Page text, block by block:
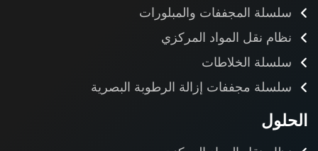
سلسلة المجففات والمبلورات
نظام نقل المواد المركزي
سلسلة الخلاطات
سلسلة مجففات إزالة الرطوبة البصرية
الحلول